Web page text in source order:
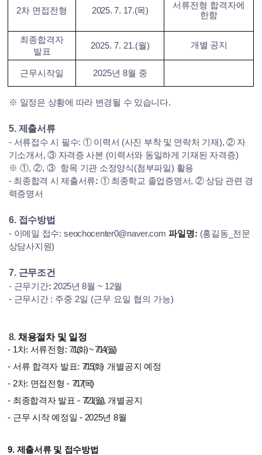
2차 면접전형 2025. 7. 17.(목)
서류전형 합격자에
한함
최종합격자
발표
2025. 7. 21.(월) 개별 공지
근무시작일 2025년 8월 중
※ 일정은 상황에 따라 변경될 수 있습니다.
5. 제출서류
- 서류접수 시 필수: ① 이력서 (사진 부착 및 연락처 기재), ② 자
기소개서,③ 자격증 사본 (이력서와 동일하게 기재된 자격증)
※ ①, ②, ③ 항목 기관 소정양식(첨부파일) 활용
- 최종합격 시 제출서류: ① 최종학교 졸업증명서, ② 상담 관련 경
력증명서
6. 접수방법
- 이메일 접수: seochocenter0@naver.com 파일명: (홍길동_전문
상담사지원)
7. 근무조건
- 근무기간: 2025년 8월 ~ 12월
- 근무시간 : 주중 2일 (근무 요일 협의 가능)
8. 채용절차 및 일정
- 1차: 서류전형:7/1(화) ~ 7/14(월)
- 서류 합격자 발표: 7/15(화)개별공지 예정
- 2차: 면접전형 - 7/17(목)
- 최종합격자 발표 - 7/21(월), 개별공지
- 근무 시작 예정일 - 2025년 8월
9. 제출서류 및 접수방법